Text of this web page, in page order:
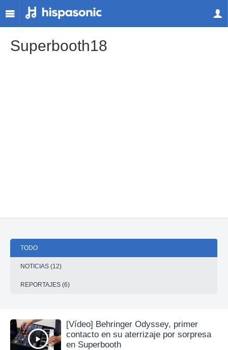
Superbooth18
TODO
NOTICIAS (12)
REPORTAJES (6)
[Vídeo] Behringer Odyssey, primer
contacto en su aterrizaje por sorpresa
en Superbooth